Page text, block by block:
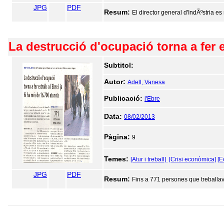
JPG PDF
Resum: El director general d'IndÃºstria
La destrucció d'ocupació torna a fer
Subtitol:
Autor: Adell, Vanesa
Publicació: l'Ebre
Data: 08/02/2013
Pàgina: 9
Temes: [Atur i treball] [Crisi econòmica]
JPG PDF
Resum: Fins a 771 persones que